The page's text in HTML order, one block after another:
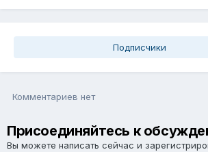
Подписчики
Комментариев нет
Присоединяйтесь к
Вы можете написать сейчас и